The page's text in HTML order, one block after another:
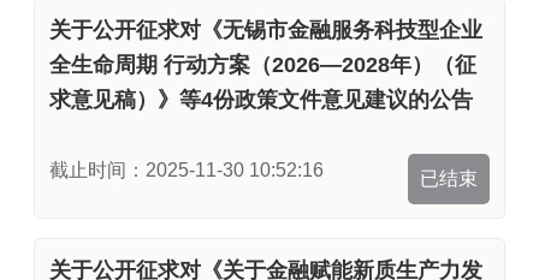
关于公开征求对《无锡市金融服务科技型企业
全生命周期 行动方案（2026—2028年）（征
求意见稿）》等4份政策文件意见建议的公告
截止时间：2025-11-30 10:52:16 已结束
关于公开征求对《关于金融赋能新质生产力发